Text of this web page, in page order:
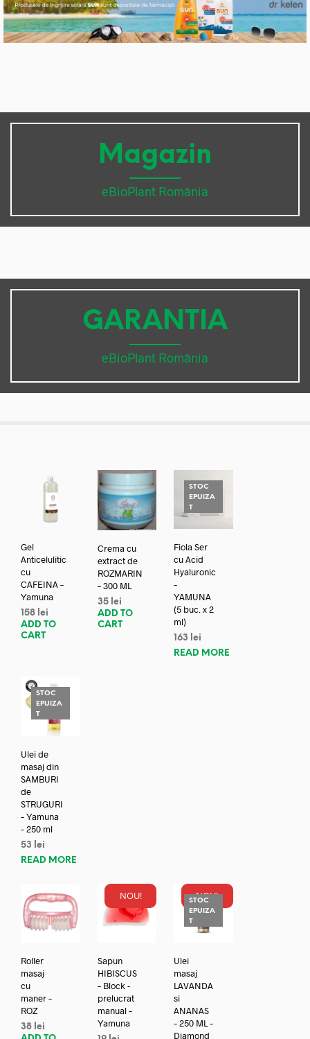
Magazin
eBioPlant România
GARANTIA
eBioPlant România
Gel
Anticelulitic
cu
CAFEINA –
Yamuna
158 lei
ADD TO
CART
Crema cu
extract de
ROZMARIN
– 300 ML
35 lei
ADD TO
CART
STOC
EPUIZA
T
Fiola Ser
cu Acid
Hyaluronic
–
YAMUNA
(5 buc. x 2
ml)
163
lei
READ MORE
STOC
EPUIZA
T
Ulei de
masaj din
SAMBURI
de
STRUGURI
– Yamuna
– 250 ml
53
lei
READ MORE
Roller
masaj
cu
maner –
ROZ
38 lei
NOU!
Sapun
HIBISCUS
– Block -
prelucrat
manual –
Yamuna
NOU!
STOC
EPUIZA
T
Ulei
masaj
LAVANDA
si
ANANAS
– 250 ML –
Diamond